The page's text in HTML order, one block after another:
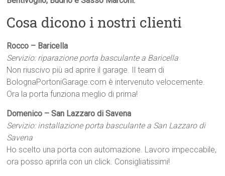
Cosa dicono i nostri clienti
Rocco – Baricella
Servizio: riparazione porta basculante a Baricella
Non riuscivo più ad aprire il garage. Il team di
BolognaPortoniGarage.com è intervenuto velocemente.
Ora la porta funziona meglio di prima!
Domenico – San Lazzaro di Savena
Servizio: installazione porta basculante a San Lazzaro di
Savena
Ho scelto una porta con automazione. Lavoro impeccabile,
ora posso aprirla con un click. Consigliatissimi!